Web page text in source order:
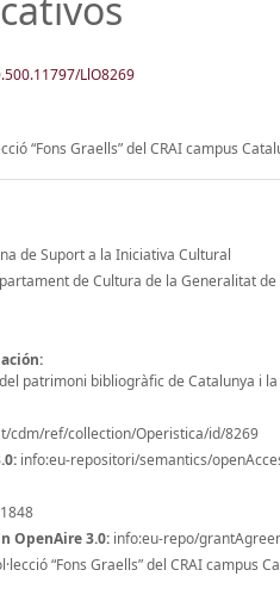
LlO8269
“Fons Graells” del CRAI campus
de Suport a la Iniciativa Cultural
de Cultura de la Generalitat de
patrimoni bibliogràfic de Catalunya i
cdm/ref/collection/Operistica/id/8269
info:eu-repositori/semantics/
1848
OpenAire 3.0: info:eu-repo/
“Fons Graells” del CRAI campus